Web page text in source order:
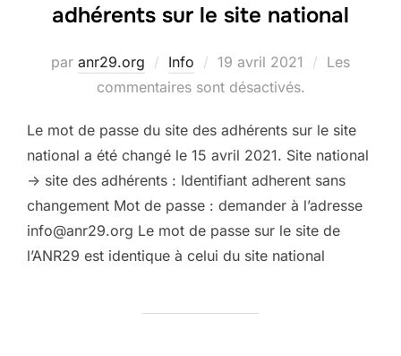
adhérents sur le site national
par anr29.org Info
Publié
le
19 avril 2021
Les
commentaires sont désactivés.
Le mot de passe du site des adhérents sur le site
national a été changé le 15 avril 2021. Site national
-> site des adhérents : Identifiant adherent sans
changement Mot de passe : demander à l’adresse
info@anr29.org Le mot de passe sur le site de
l’ANR29 est identique à celui du site national